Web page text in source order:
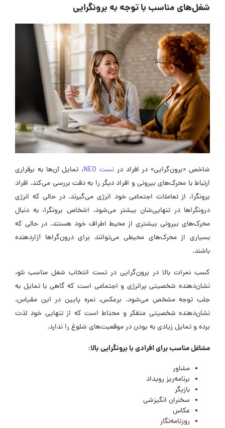
شغل‌های مناسب با توجه به برونگرایی
شاخص «برون‌گرایی» در افراد در تست NEO
، تمایل آن‌ها به برقراری
ارتباط با محرک‌های بیرونی و افراد دیگر را به دقت بررسی می‌کند. افراد
برونگرا، از تعاملات اجتماعی خود انرژی می‌گیرند. در حالی که انرژی
درونگرا‌ها در تنهایی‌شان بیشتر می‌شود. اشخاص برونگرا، به دنبال
محرک‌های بیرونی بیشتری از محیط اطراف خود هستند. در حالی که
بسیاری از محرک‌های محیطی می‌توانند برای درون‌گرا‌ها آزاردهنده
باشند.
کسب نمرات بالا در برون‌گرایی در تست انتخاب شغل مناسب نئو،
نشان‌دهنده شخصیتی پرانرژی و اجتماعی است که گاهی با تمایل به
جلب توجه مشخص می‌شود. برعکس، نمره پایین در این مقیاس،
نشان‌دهنده شخصیتی متفکر و محتاط است که از تنهایی خود لذت
برده و تمایل زیادی به بودن در موقعیت‌های شلوغ را ندارد.
مشاغل مناسب برای افرادی با برونگرایی بالا:
مشاور
برنامه‌ریز رویداد
بازیگر
سخنران انگیزشی
عکاس
روزنامه‌نگار